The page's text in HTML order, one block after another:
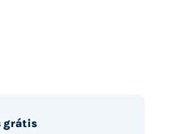
grátis